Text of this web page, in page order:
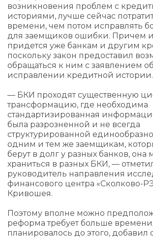
возникновения проблем с
историями, лучше сейчас
времени, чем потом исправлять
для заемщиков ошибки. Причем
придется уже банкам и другим
поскольку закон предоставил
обращаться к ним с заявлением об
исправлении кредитной истории.
— БКИ проходят существенную
трансформацию, где необходима
стандартизированная
была разрозненной и не всегда
структурированной
одним и тем же заемщикам,
берут в долг у разных банков, она
храниться в разных БКИ, —
руководитель направления
финансового центра «Сколково-
Кривошея.
Поэтому вполне можно
реформа требует больше
планировалось до этого, добавил